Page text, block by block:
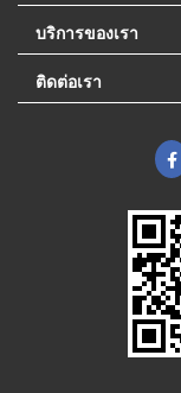
บริการของเรา
ติดต่อเรา